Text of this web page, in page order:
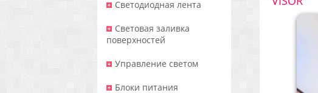
Светодиодная лента
Световая заливка
поверхностей
Управление светом
Блоки питания